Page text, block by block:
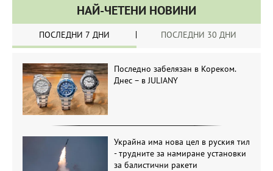
НАЙ-ЧЕТЕНИ НОВИНИ
ПОСЛЕДНИ 7 ДНИ ПОСЛЕДНИ 30 ДНИ
Последно забелязан в Кореком.
Днес – в JULIANY
Украйна има нова цел в руския тил
- трудните за намиране установки
за балистични ракети